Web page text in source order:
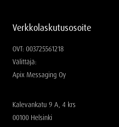
Verkkolaskutusosoite
OVT: 003725561218
Välittäjä:
Apix Messaging Oy
Kalevankatu 9 A, 4 krs
00100 Helsinki